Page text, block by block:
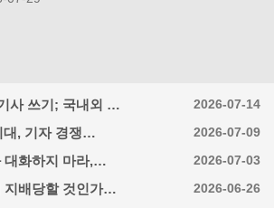
사 쓰기; 국내외 … 2026-07-14
대, 기자 경쟁… 2026-07-09
대화하지 마라,… 2026-07-03
지배당할 것인가… 2026-06-26